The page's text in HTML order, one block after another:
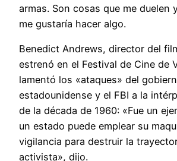
armas. Son cosas que me duelen
me gustaría hacer algo.
Benedict Andrews, director del
estrenó en el Festival de Cine de
lamentó los «ataques» del
estadounidense y el FBI a la
de la década de 1960: «Fue un
un estado puede emplear su
vigilancia para destruir la
activista», dijo.